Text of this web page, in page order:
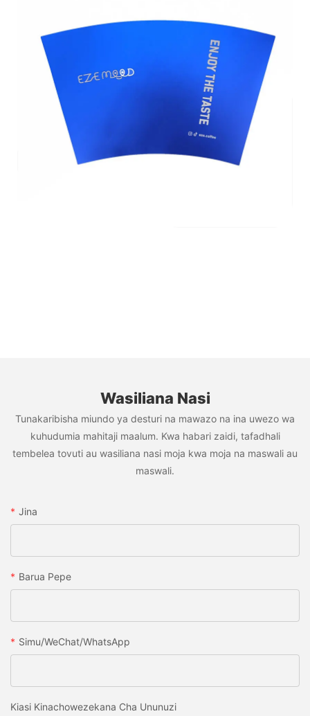
Wasiliana Nasi
Tunakaribisha miundo ya desturi na mawazo na ina uwezo wa
kuhudumia mahitaji maalum. Kwa habari zaidi, tafadhali
tembelea tovuti au wasiliana nasi moja kwa moja na maswali au
maswali.
Jina
Barua Pepe
Simu/WeChat/WhatsApp
Kiasi Kinachowezekana Cha Ununuzi